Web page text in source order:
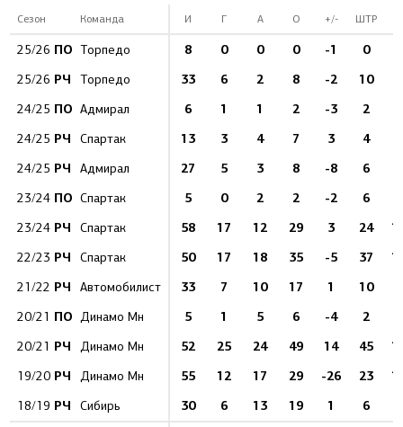
Сезон Команда И Г А О +/- ШТР
25/26 ПО Торпедо 8 0 0 0 -1 0
25/26 РЧ Торпедо 33 6 2 8 -2 10
24/25 ПО Адмирал 6 1 1 2 -3 2
24/25 РЧ Спартак 13 3 4 7 3 4
24/25 РЧ Адмирал 27 5 3 8 -8 6
23/24 ПО Спартак 5 0 2 2 -2 6
23/24 РЧ Спартак 58 17 12 29 3 24
22/23 РЧ Спартак 50 17 18 35 -5 37
21/22 РЧ Автомобилист 33 7 10 17 1 10
20/21 ПО Динамо Мн 5 1 5 6 -4 2
20/21 РЧ Динамо Мн 52 25 24 49 14 45
19/20 РЧ Динамо Мн 55 12 17 29 -26 23
18/19 РЧ Сибирь 30 6 13 19 1 6